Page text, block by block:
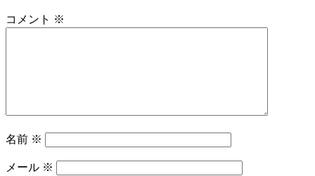
コメント ※
名前 ※
メール ※